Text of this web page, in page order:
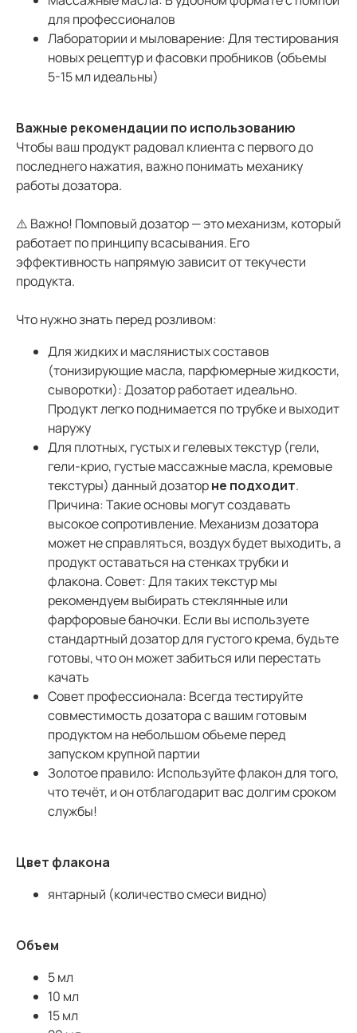
для профессионалов
Лаборатории и мыловарение: Для тестирования
новых рецептур и фасовки пробников (объемы
5-15 мл идеальны)
Важные рекомендации по использованию
Чтобы ваш продукт радовал клиента с первого до
последнего нажатия, важно понимать механику
работы дозатора.
⚠️ Важно! Помповый дозатор — это механизм, который
работает по принципу всасывания. Его
эффективность напрямую зависит от текучести
продукта.
Что нужно знать перед розливом:
Для жидких и маслянистых составов
(тонизирующие масла, парфюмерные жидкости,
сыворотки): Дозатор работает идеально.
Продукт легко поднимается по трубке и выходит
наружу
Для плотных, густых и гелевых текстур (гели,
гели-крио, густые массажные масла, кремовые
текстуры) данный дозаторне подходит.
Причина: Такие основы могут создавать
высокое сопротивление. Механизм дозатора
может не справляться, воздух будет выходить, а
продукт оставаться на стенках трубки и
флакона. Совет: Для таких текстур мы
рекомендуем выбирать стеклянные или
фарфоровые баночки. Если вы используете
стандартный дозатор для густого крема, будьте
готовы, что он может забиться или перестать
качать
Совет профессионала: Всегда тестируйте
совместимость дозатора с вашим готовым
продуктом на небольшом объеме перед
запуском крупной партии
Золотое правило: Используйте флакон для того,
что течёт, и он отблагодарит вас долгим сроком
службы!
Цвет флакона
янтарный (количество смеси видно)
Объем
5 мл
10 мл
15 мл